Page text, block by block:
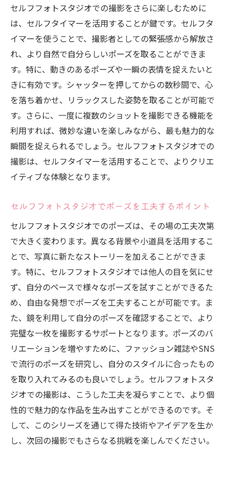
セルフフォトスタジオでの撮影をさらに楽しむために
は、セルフタイマーを活用することが鍵です。セルフタ
イマーを使うことで、撮影者としての緊張感から解放さ
れ、より自然で自分らしいポーズを取ることができま
す。特に、動きのあるポーズや一瞬の表情を捉えたいと
きに有効です。シャッターを押してからの数秒間で、心
を落ち着かせ、リラックスした姿勢を取ることが可能で
す。さらに、一度に複数のショットを撮影できる機能を
利用すれば、微妙な違いを楽しみながら、最も魅力的な
瞬間を捉えられるでしょう。セルフフォトスタジオでの
撮影は、セルフタイマーを活用することで、よりクリエ
イティブな体験となります。
セルフフォトスタジオでポーズを工夫するポイント
セルフフォトスタジオでのポーズは、その場の工夫次第
で大きく変わります。異なる背景や小道具を活用するこ
とで、写真に新たなストーリーを加えることができま
す。特に、セルフフォトスタジオでは他人の目を気にせ
ず、自分のペースで様々なポーズを試すことができるた
め、自由な発想でポーズを工夫することが可能です。ま
た、鏡を利用して自分のポーズを確認することで、より
完璧な一枚を撮影するサポートとなります。ポーズのバ
リエーションを増やすために、ファッション雑誌やSNS
で流行のポーズを研究し、自分のスタイルに合ったもの
を取り入れてみるのも良いでしょう。セルフフォトスタ
ジオでの撮影は、こうした工夫を凝らすことで、より個
性的で魅力的な作品を生み出すことができるのです。そ
して、このシリーズを通じて得た技術やアイデアを生か
し、次回の撮影でもさらなる挑戦を楽しんでください。